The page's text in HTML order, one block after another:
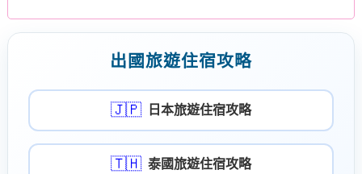
出國旅遊住宿攻略
🇯🇵 日本旅遊住宿攻略
🇹🇭 泰國旅遊住宿攻略